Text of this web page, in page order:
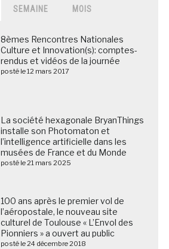
SEMAINE MOIS
8èmes Rencontres Nationales
Culture et Innovation(s): comptes-
rendus et vidéos de la journée
posté le 12 mars 2017
La société hexagonale BryanThings
installe son Photomaton et
l’intelligence artificielle dans les
musées de France et du Monde
posté le 21 mars 2025
100 ans après le premier vol de
l’aéropostale, le nouveau site
culturel de Toulouse « L’Envol des
Pionniers » a ouvert au public
posté le 24 décembre 2018